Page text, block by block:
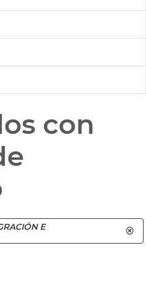
con
E